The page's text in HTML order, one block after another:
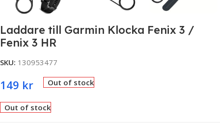
Laddare till Garmin Klocka Fenix 3 /
Fenix 3 HR
SKU: 130953477
149 kr Out of stock
Out of stock